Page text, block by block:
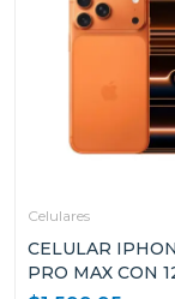
Celulares
CELULAR
PRO MAX CON